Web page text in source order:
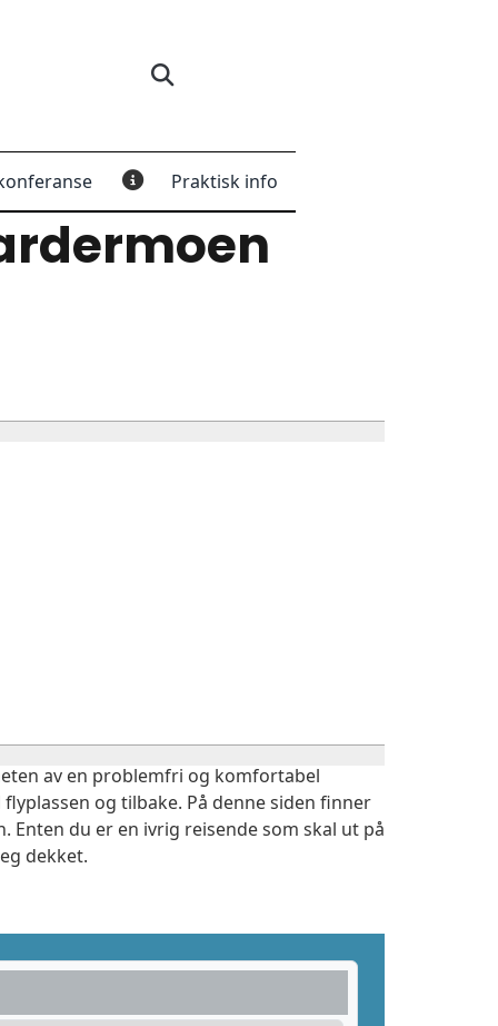
Praktisk info
av en problemfri og komfortabel
og tilbake. På denne siden finner
du er en ivrig reisende som skal ut på
dekket.